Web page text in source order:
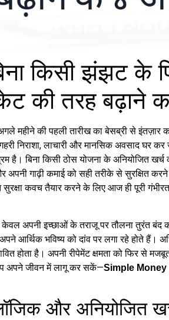
किसी झंझट के
की तरह बढ़ाने
महीने की पहली तारीख का बेसब्री से
निराशा, लाचारी और मानसिक अवसाद घर
है। बिना किसी ठोस योजना के अनियोजित
गाढ़ी कमाई को सही तरीके से सुरक्षित
सुरक्षा कवच तैयार करने के लिए आज ही पूरी
अपनी इच्छाओं के तराजू पर तौलना तुरंत
आर्थिक भविष्य को दांव पर लगा रहे होते हैं।
होता है। अपनी रीपेमेंट क्षमता को फिर से
अपने जीवन में लागू कर सकें—Simple Money
और अनियोजित